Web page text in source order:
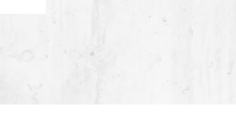
Nicolas
Sarah Balleux